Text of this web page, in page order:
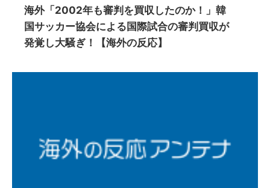
海外「2002年も審判を買収したのか！」韓
国サッカー協会による国際試合の審判買収が
発覚し大騒ぎ！【海外の反応】